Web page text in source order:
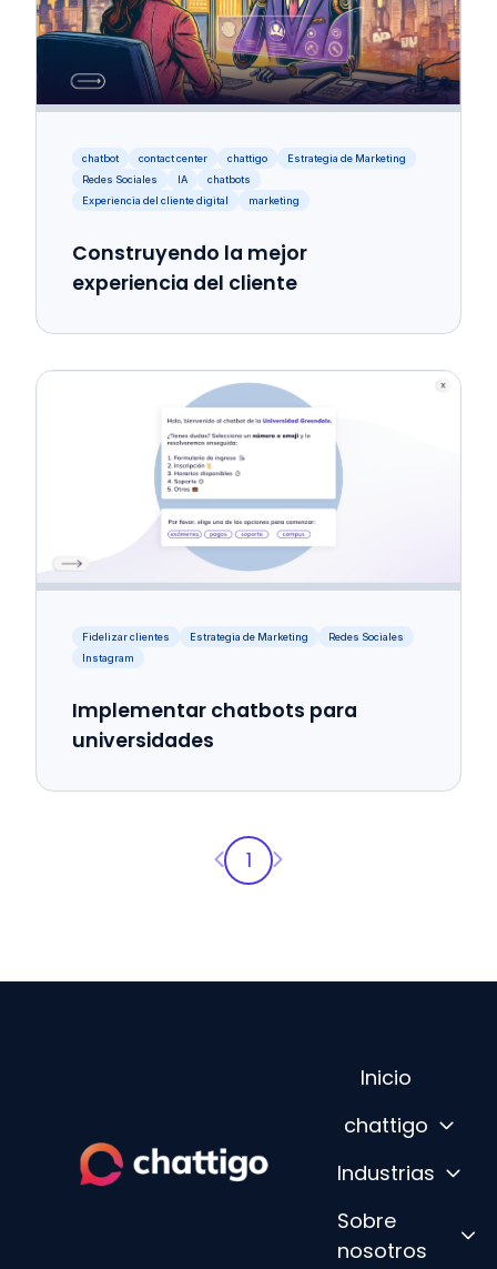
chatbot contact center chattigo
Estrategia de Marketing
Redes Sociales
IA
chatbots
Experiencia del cliente digital
marketing
Construyendo la mejor
experiencia del cliente
Fidelizar clientes Estrategia de Marketing
Redes Sociales
Instagram
Implementar chatbots para
universidades
Página anterior
1 Página siguiente
Inicio
chattigo
Industrias
Sobre
nosotros